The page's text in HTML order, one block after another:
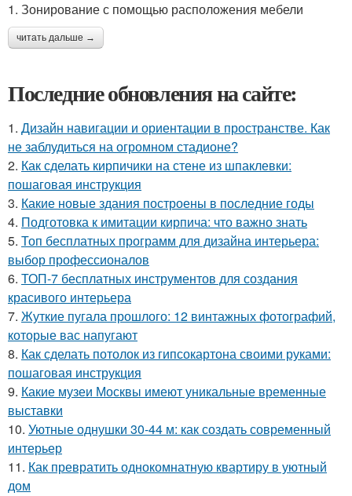
1. Зонирование с помощью расположения мебели
читать дальше →
Последние обновления на сайте:
1. Дизайн навигации и ориентации в пространстве. Как
не заблудиться на огромном стадионе?
2. Как сделать кирпичики на стене из шпаклевки:
пошаговая инструкция
3. Какие новые здания построены в последние годы
4. Подготовка к имитации кирпича: что важно знать
5. Топ бесплатных программ для дизайна интерьера:
выбор профессионалов
6. ТОП-7 бесплатных инструментов для создания
красивого интерьера
7. Жуткие пугала прошлого: 12 винтажных фотографий,
которые вас напугают
8. Как сделать потолок из гипсокартона своими руками:
пошаговая инструкция
9. Какие музеи Москвы имеют уникальные временные
выставки
10. Уютные однушки 30-44 м: как создать современный
интерьер
11. Как превратить однокомнатную квартиру в уютный
дом